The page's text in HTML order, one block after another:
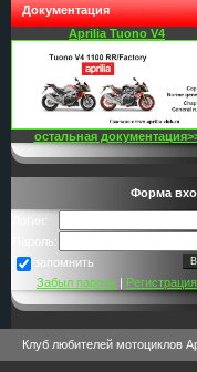
Документация
Aprilia Tuono V4
остальная
Форма
Логин:
Пароль:
запомнить
Забыл пароль | Регистрация
Клуб любителей мотоциклов